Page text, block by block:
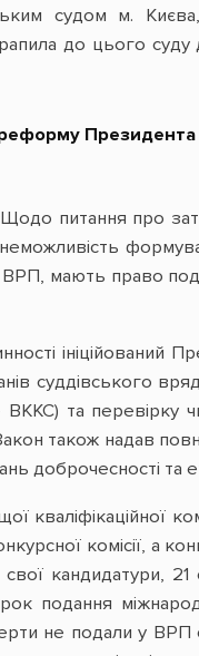
судом м.
до цього суду
Президента
питання про
ВРП, мають право
суддівського
– ВККС) та
також надав
доброчесності та
кваліфікаційної
комісії, а
кандидатури,
подання
не подали у